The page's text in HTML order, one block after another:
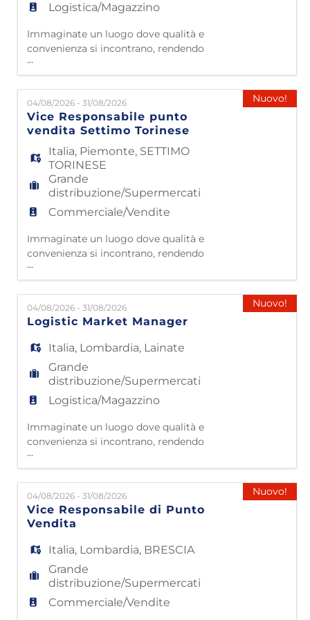
Logistica/Magazzino
Immaginate un luogo dove qualità e
convenienza si incontrano, rendendo
l'arredamento accessibile a tutti. Questo è
Mondo Convenienza! Da oltre 40 anni siamo
nelle case di milioni di famiglie italiane,
grazie a 4500 collaboratori che lavorano con
passione e dedizione. Partiti da
Civitavecchia nel 1985, oggi contiamo 49
punti vendita e 42 impianti lo
...
04/08/2026 - 31/08/2026
Vice Responsabile punto
vendita Settimo Torinese
Italia, Piemonte, SETTIMO
TORINESE
Grande
distribuzione/Supermercati
Commerciale/Vendite
Immaginate un luogo dove qualità e
convenienza si incontrano, rendendo
l'arredamento accessibile a tutti. Questo è
Mondo Convenienza! Da oltre 40 anni siamo
nelle case di milioni di famiglie italiane,
grazie a 4500 collaboratori che lavorano con
passione e dedizione. Partiti da
Civitavecchia nel 1985, oggi contiamo 50
punti vendita e 43 impianti lo
...
Nuovo!
04/08/2026 - 31/08/2026
Logistic Market Manager
Italia, Lombardia, Lainate
Grande
distribuzione/Supermercati
Logistica/Magazzino
Immaginate un luogo dove qualità e
convenienza si incontrano, rendendo
l'arredamento accessibile a tutti. Questo è
Mondo Convenienza! Da oltre 40 anni siamo
nelle case di milioni di famiglie italiane,
grazie a 4500 collaboratori che lavorano con
passione e dedizione. Partiti da
Civitavecchia nel 1985, oggi contiamo 50
punti vendita e 43 impianti lo
...
Nuovo!
04/08/2026 - 31/08/2026
Vice Responsabile di Punto
Vendita
Italia, Lombardia, BRESCIA
Grande
distribuzione/Supermercati
Commerciale/Vendite
Nuovo!